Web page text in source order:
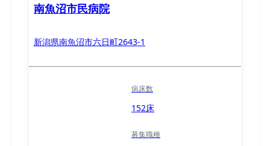
南魚沼市民病院
新潟県南魚沼市六日町2643-1
病床数
152床
募集職種